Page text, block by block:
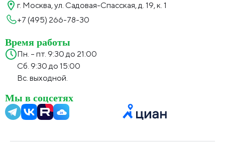
г. Москва, ул. Садовая-Спасская, д. 19, к. 1
+7 (495) 266-78-30
Время работы
Пн. – пт. 9:30 до 21:00
Сб. 9:30 до 15:00
Вс. выходной.
Мы в соцсетях
24